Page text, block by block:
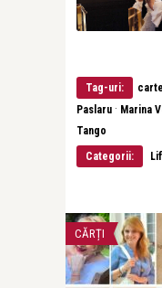
Tag-uri: carte
Paslaru · Marina
Tango
Categorii:
CĂRȚI